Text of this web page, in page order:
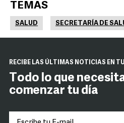
TEMAS
SALUD SECRETARÍA DE
RECIBE LAS ÚLTIMAS NOTICIAS EN
Todo lo que
comenzar tu día